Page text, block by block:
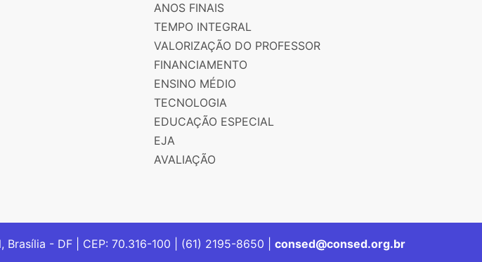
ANOS FINAIS
TEMPO INTEGRAL
VALORIZAÇÃO DO PROFESSOR
FINANCIAMENTO
ENSINO MÉDIO
TECNOLOGIA
EDUCAÇÃO ESPECIAL
EJA
AVALIAÇÃO
- DF | CEP: 70.316-100 | (61) 2195-8650 | consed@consed.org.br